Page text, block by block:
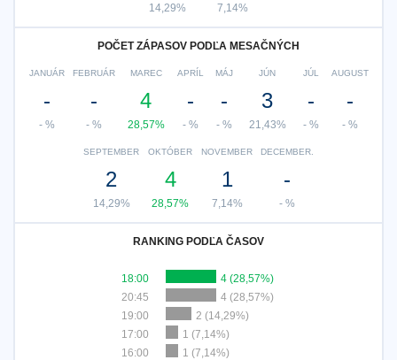
14,29% 7,14%
POČET ZÁPASOV PODĽA MESAČNÝCH
JANUÁR
-
- %
FEBRUÁR
-
- %
MAREC
4
28,57%
APRÍL
-
- %
MÁJ
-
- %
JÚN
3
21,43%
JÚL
-
- %
AUGUST
-
- %
SEPTEMBER
2
14,29%
OKTÓBER
4
28,57%
NOVEMBER
1
7,14%
DECEMBER.
-
- %
RANKING PODĽA ČASOV
18:00
4 (28,57%)
20:45
4 (28,57%)
19:00
2 (14,29%)
17:00
1 (7,14%)
16:00
1 (7,14%)